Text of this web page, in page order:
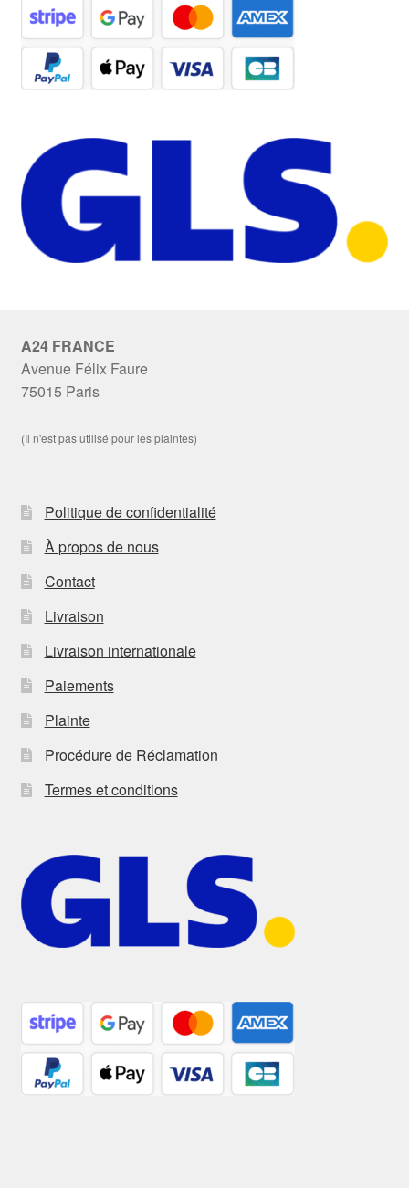
A24 FRANCE
Avenue Félix Faure
75015 Paris
(Il n'est pas utilisé pour les plaintes)
Politique de confidentialité
À propos de nous
Contact
Livraison
Livraison internationale
Paiements
Plainte
Procédure de Réclamation
Termes et conditions